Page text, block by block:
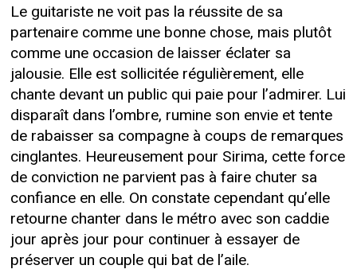
Le guitariste ne voit pas la réussite de sa
partenaire comme une bonne chose, mais plutôt
comme une occasion de laisser éclater sa
jalousie. Elle est sollicitée régulièrement, elle
chante devant un public qui paie pour l’admirer. Lui
disparaît dans l’ombre, rumine son envie et tente
de rabaisser sa compagne à coups de remarques
cinglantes. Heureusement pour Sirima, cette force
de conviction ne parvient pas à faire chuter sa
confiance en elle. On constate cependant qu’elle
retourne chanter dans le métro avec son caddie
jour après jour pour continuer à essayer de
préserver un couple qui bat de l’aile.